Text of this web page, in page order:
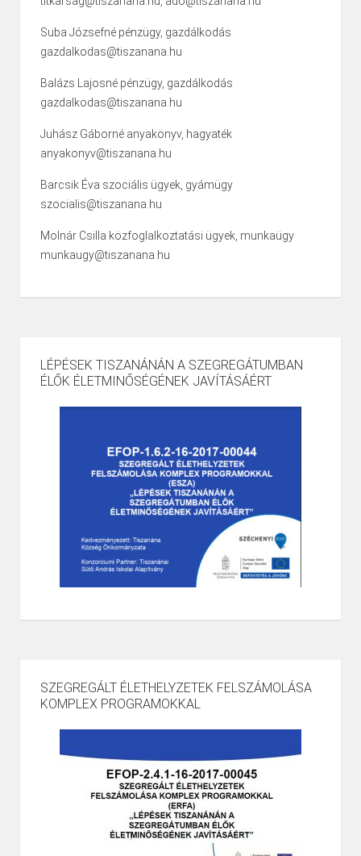
Suba Józsefné pénzügy, gazdálkodás
gazdalkodas@tiszanana.hu
Balázs Lajosné pénzügy, gazdálkodás
gazdalkodas@tiszanana.hu
Juhász Gáborné anyakönyv, hagyaték
anyakonyv@tiszanana.hu
Barcsik Éva szociális ügyek, gyámügy
szocialis@tiszanana.hu
Molnár Csilla közfoglalkoztatási ügyek, munkaügy
munkaugy@tiszanana.hu
LÉPÉSEK TISZANÁNÁN A SZEGREGÁTUMBAN
ÉLŐK ÉLETMINŐSÉGÉNEK JAVÍTÁSÁÉRT
SZEGREGÁLT ÉLETHELYZETEK FELSZÁMOLÁSA
KOMPLEX PROGRAMOKKAL